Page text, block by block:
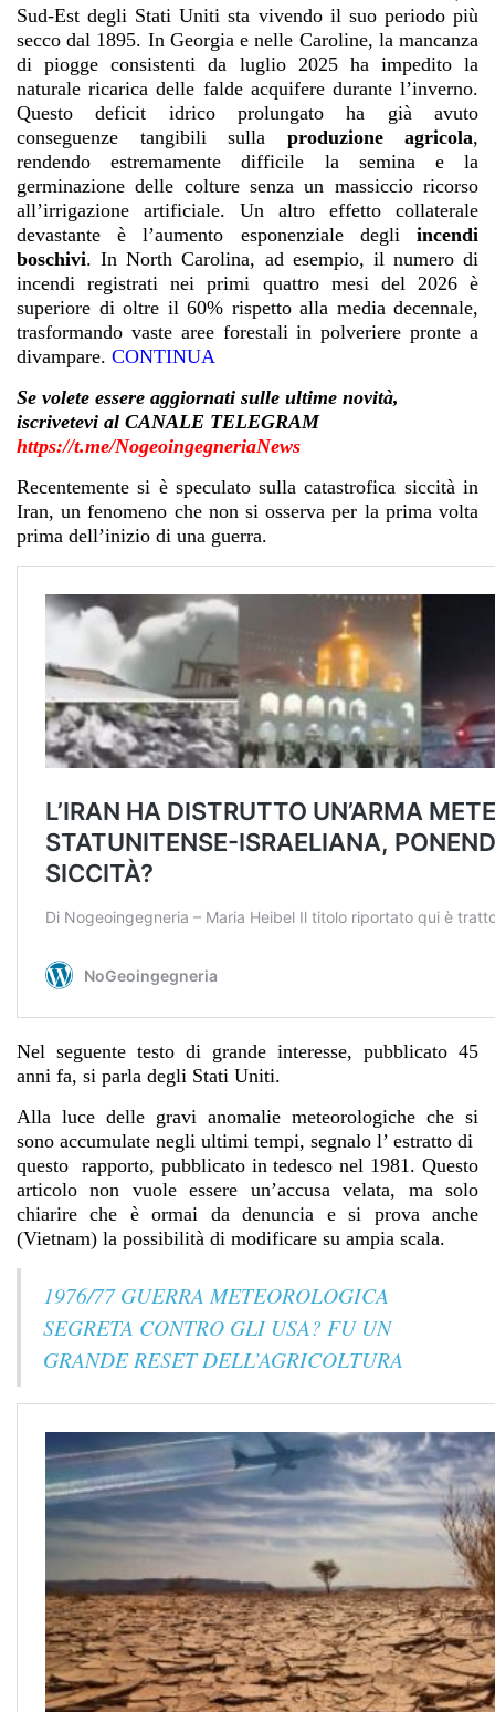
Sud-Est degli Stati Uniti sta vivendo il suo periodo più
secco dal 1895. In Georgia e nelle Caroline, la mancanza
di piogge consistenti da luglio 2025 ha impedito la
naturale ricarica delle falde acquifere durante l’inverno.
Questo deficit idrico prolungato ha già avuto
conseguenze tangibili sulla produzione agricola,
rendendo estremamente difficile la semina e la
germinazione delle colture senza un massiccio ricorso
all’irrigazione artificiale. Un altro effetto collaterale
devastante è l’aumento esponenziale degli incendi
boschivi. In North Carolina, ad esempio, il numero di
incendi registrati nei primi quattro mesi del 2026 è
superiore di oltre il 60% rispetto alla media decennale,
trasformando vaste aree forestali in polveriere pronte a
divampare. CONTINUA
Se volete essere aggiornati sulle ultime novità,
iscrivetevi al CANALE TELEGRAM
https://t.me/NogeoingegneriaNews
Recentemente si è speculato sulla catastrofica siccità in
Iran, un fenomeno che non si osserva per la prima volta
prima dell’inizio di una guerra.
Nel seguente testo di grande interesse, pubblicato 45
anni fa, si parla degli Stati Uniti.
Alla luce delle gravi anomalie meteorologiche che si
sono accumulate negli ultimi tempi, segnalo l’ estratto di
questo rapporto, pubblicato in tedesco nel 1981. Questo
articolo non vuole essere un’accusa velata, ma solo
chiarire che è ormai da denuncia e si prova anche
(Vietnam) la possibilità di modificare su ampia scala.
1976/77 GUERRA METEOROLOGICA
SEGRETA CONTRO GLI USA? FU UN
GRANDE RESET DELL’AGRICOLTURA